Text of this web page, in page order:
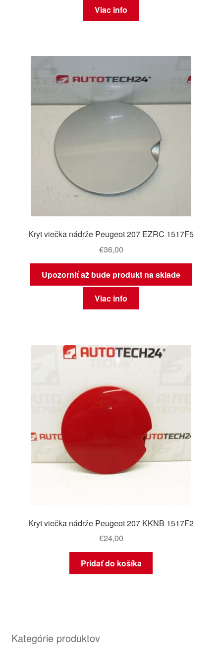
Viac info
Kryt viečka nádrže Peugeot 207 EZRC 1517F5
€36,00
Upozorniť až bude produkt na sklade
Viac info
Kryt viečka nádrže Peugeot 207 KKNB 1517F2
€24,00
Pridať do košíka
Kategórie produktov